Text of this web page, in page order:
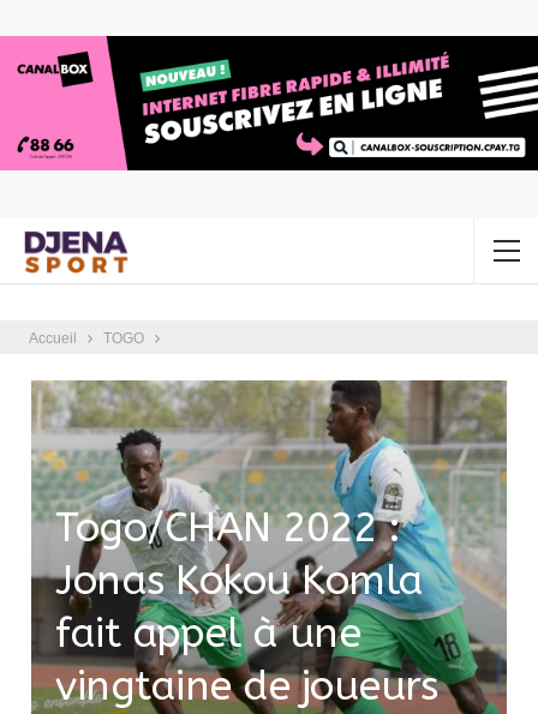
Accueil TOGO
Togo/CHAN 2022 :
Jonas Kokou Komla
fait appel à une
vingtaine de joueurs